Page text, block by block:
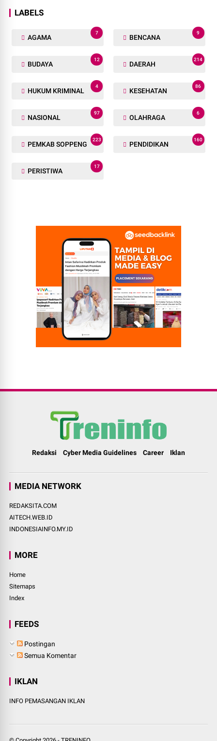
LABELS
AGAMA
7
BENCANA
9
BUDAYA
12
DAERAH
214
HUKUM KRIMINAL
4
KESEHATAN
86
NASIONAL
97
OLAHRAGA
6
PEMKAB SOPPENG
223
PENDIDIKAN
160
PERISTIWA
17
Redaksi Cyber Media Guidelines Career Iklan
MEDIA NETWORK
REDAKSITA.COM
AITECH.WEB.ID
INDONESIAINFO.MY.ID
MORE
Home
Sitemaps
Index
FEEDS
Postingan
Semua Komentar
IKLAN
INFO PEMASANGAN IKLAN